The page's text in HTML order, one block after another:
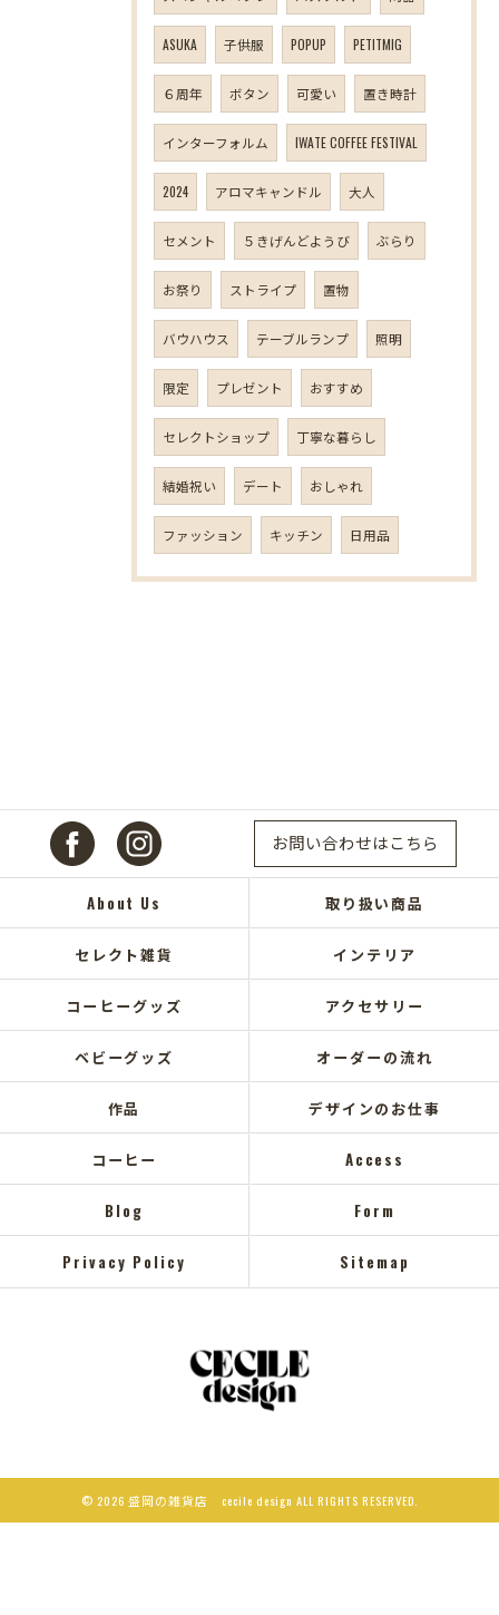
ASUKA 子供服 POPUP PETITMIG
６周年 ボタン 可愛い 置き時計
インターフォルム IWATE COFFEE FESTIVAL
2024 アロマキャンドル 大人
セメント ５きげんどようび ぶらり
お祭り ストライプ 置物
バウハウス テーブルランプ 照明
限定 プレゼント おすすめ
セレクトショップ 丁寧な暮らし
結婚祝い デート おしゃれ
ファッション キッチン 日用品
お問い合わせはこちら
About Us 取り扱い商品
セレクト雑貨 インテリア
コーヒーグッズ アクセサリー
ベビーグッズ オーダーの流れ
作品 デザインのお仕事
コーヒー Access
Blog Form
Privacy Policy Sitemap
© 2026 盛岡の雑貨店 cecile design ALL RIGHTS RESERVED.